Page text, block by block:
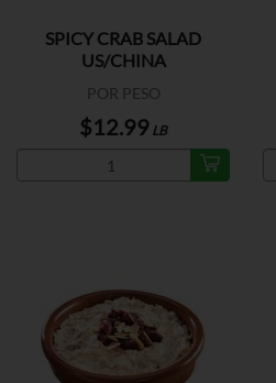
SPICY CRAB SALAD
US/CHINA
POR PESO
$12.99 LB